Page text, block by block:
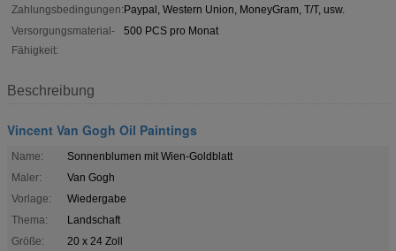
Zahlungsbedingungen:Paypal, Western Union, MoneyGram, T/T, usw.
Versorgungsmaterial-
Fähigkeit:
500 PCS pro Monat
Beschreibung
Vincent Van Gogh Oil Paintings
Name:
Sonnenblumen mit Wien-Goldblatt
Maler:
Van Gogh
Vorlage:
Wiedergabe
Thema:
Landschaft
Größe:
20 x 24 Zoll